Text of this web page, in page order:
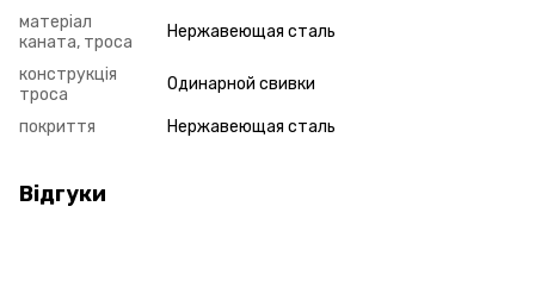
матеріал
каната, троса
Нержавеющая сталь
конструкція
троса
Одинарной свивки
покриття Нержавеющая сталь
Відгуки